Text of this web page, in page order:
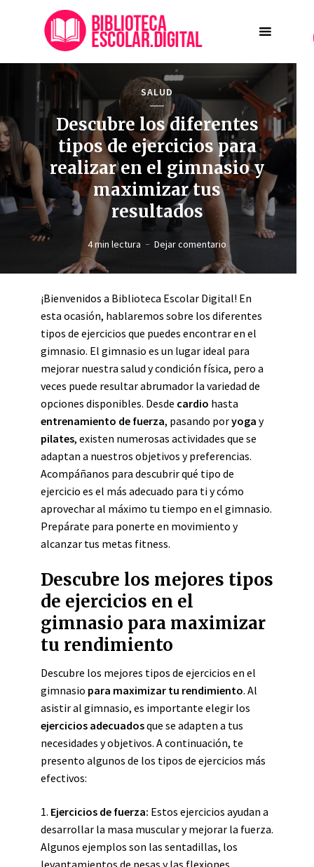
SALUD
Descubre los diferentes
tipos de ejercicios para
realizar en el gimnasio y
maximizar tus
resultados
4 min lectura Dejar comentario
¡Bienvenidos a Biblioteca Escolar Digital! En
esta ocasión, hablaremos sobre los diferentes
tipos de ejercicios que puedes encontrar en el
gimnasio. El gimnasio es un lugar ideal para
mejorar nuestra salud y condición física, pero a
veces puede resultar abrumador la variedad de
opciones disponibles. Desde cardio hasta
entrenamiento de fuerza, pasando poryoga y
pilates, existen numerosas actividades que se
adaptan a nuestros objetivos y preferencias.
Acompáñanos para descubrir qué tipo de
ejercicio es el más adecuado para ti y cómo
aprovechar al máximo tu tiempo en el gimnasio.
Prepárate para ponerte en movimiento y
alcanzar tus metas fitness.
Descubre los mejores tipos
de ejercicios en el
gimnasio para maximizar
tu rendimiento
Descubre los mejores tipos de ejercicios en el
gimnasio para maximizar tu rendimiento. Al
asistir al gimnasio, es importante elegir los
ejercicios adecuadosque se adapten a tus
necesidades y objetivos. A continuación, te
presento algunos de los tipos de ejercicios más
efectivos:
1. Ejercicios de fuerza: Estos ejercicios ayudan a
desarrollar la masa muscular y mejorar la fuerza.
Algunos ejemplos son las sentadillas, los
levantamientos de pesas y las flexiones.